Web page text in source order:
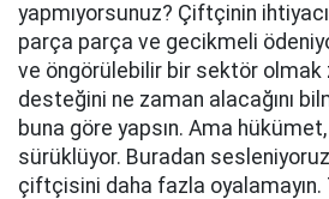
yapmıyorsunuz? Çiftçinin
parça parça ve gecikmeli
ve öngörülebilir bir sektör olmak
desteğini ne zaman alacağını
buna göre yapsın. Ama
sürüklüyor. Buradan
çiftçisini daha fazla